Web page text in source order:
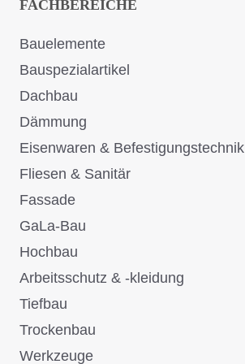
FACHBEREICHE
Bauelemente
Bauspezialartikel
Dachbau
Dämmung
Eisenwaren & Befestigungstechnik
Fliesen & Sanitär
Fassade
GaLa-Bau
Hochbau
Arbeitsschutz & -kleidung
Tiefbau
Trockenbau
Werkzeuge